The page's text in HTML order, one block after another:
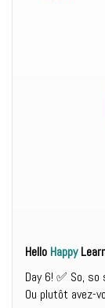
Hello Happy
Day 6! ✅ So,
Ou plutôt avez-